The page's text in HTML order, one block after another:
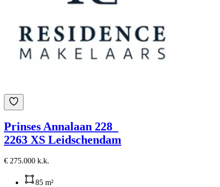
Prinses Annalaan 228
2263 XS Leidschendam
€ 275.000 k.k.
85 m²